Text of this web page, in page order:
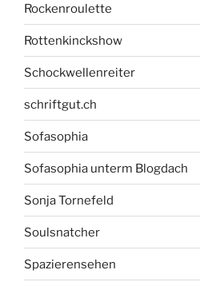
Rockenroulette
Rottenkinckshow
Schockwellenreiter
schriftgut.ch
Sofasophia
Sofasophia unterm Blogdach
Sonja Tornefeld
Soulsnatcher
Spazierensehen